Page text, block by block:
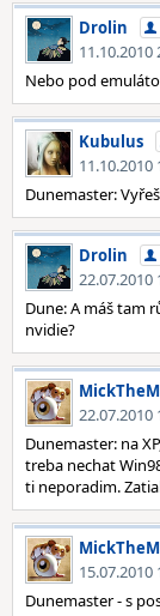
Drolin
11.10.2010
Nebo pod
Kubulus
11.10.2010
Dunemaster:
Drolin
22.07.2010
Dune: A máš tam
nvidie?
22.07.2010
Dunemaster: na
treba nechat
ti neporadim.
15.07.2010
Dunemaster - s